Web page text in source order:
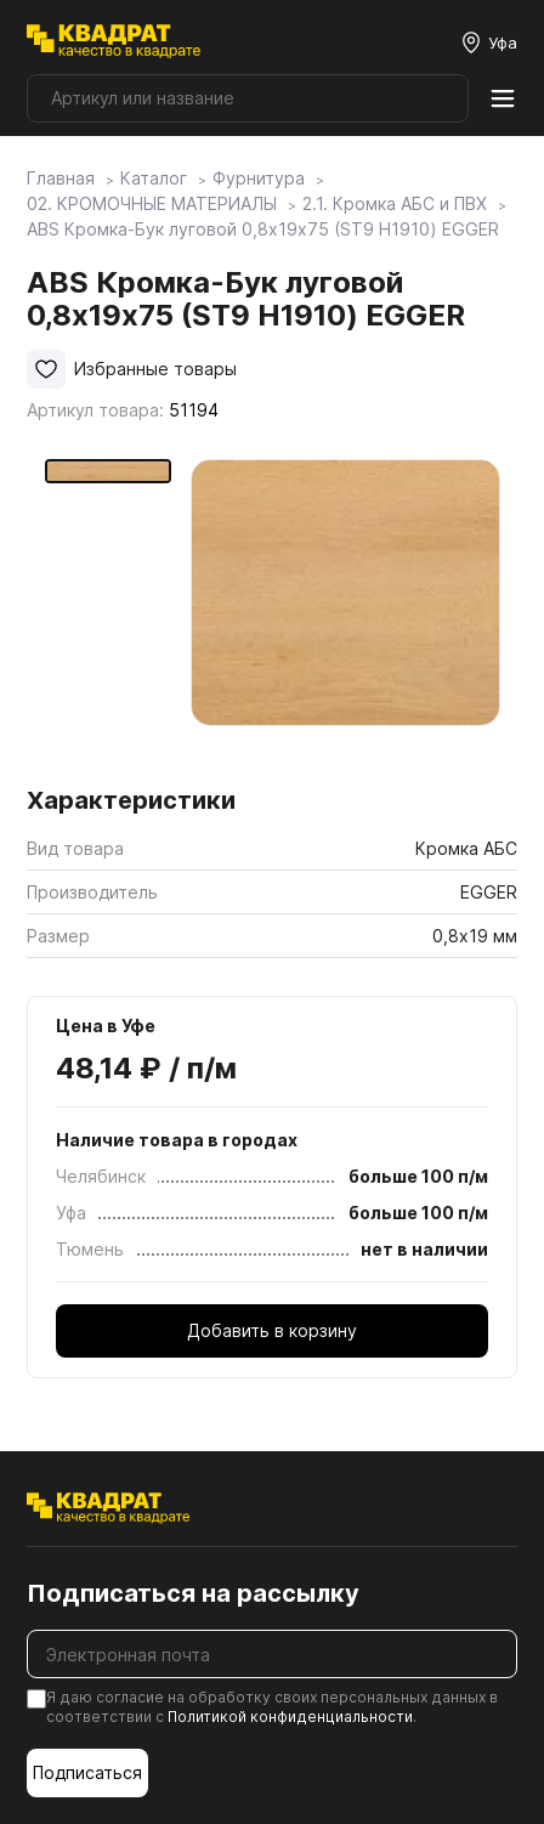
Уфа
Плитные материалы
Мой ЭГГЕР
Главная Каталог
Фурнитура
02. КРОМОЧНЫЕ МАТЕРИАЛЫ
2.1. Кромка АБС и ПВХ
ABS Кромка-Бук луговой 0,8х19х75 (ST9 H1910) EGGER
ABS Кромка-Бук луговой
0,8х19х75 (ST9 H1910) EGGER
Артикул товара: 51194
Избранные товары
Характеристики
Вид товара Кромка АБС
Производитель EGGER
Размер 0,8х19 мм
Цена в Уфе
48,14 ₽ / п/м
Наличие товара в городах
Челябинск
больше 100 п/м
Уфа
больше 100 п/м
Тюмень
нет в наличии
Добавить в корзину
Подписаться на рассылку
Я даю согласие на обработку своих персональных данных в
соответствии с Политикой конфиденциальности.
Подписаться